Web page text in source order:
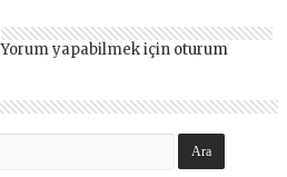
Yorum yapabilmek için oturum